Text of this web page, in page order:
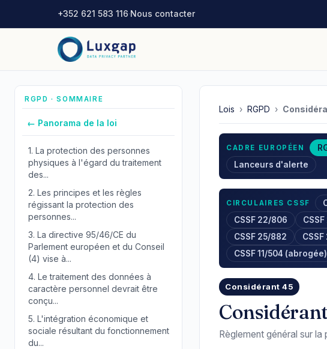
+352 621 583 116·Nous contacter
RGPD · SOMMAIRE
← Panorama de la loi
1. La protection des personnes
physiques à l'égard du traitement
des...
2. Les principes et les règles
régissant la protection des
personnes...
3. La directive 95/46/CE du
Parlement européen et du Conseil
(4) vise à...
4. Le traitement des données à
caractère personnel devrait être
conçu...
5. L'intégration économique et
sociale résultant du fonctionnement
du...
Lois › RGPD ›
CADRE EUROPÉEN
Lanceurs d'alerte
CIRCULAIRES CSSF
CSSF 22/806
CSSF 25/882
CSSF 11/504 (abrogée)
Considérant 45
Règlement général sur la